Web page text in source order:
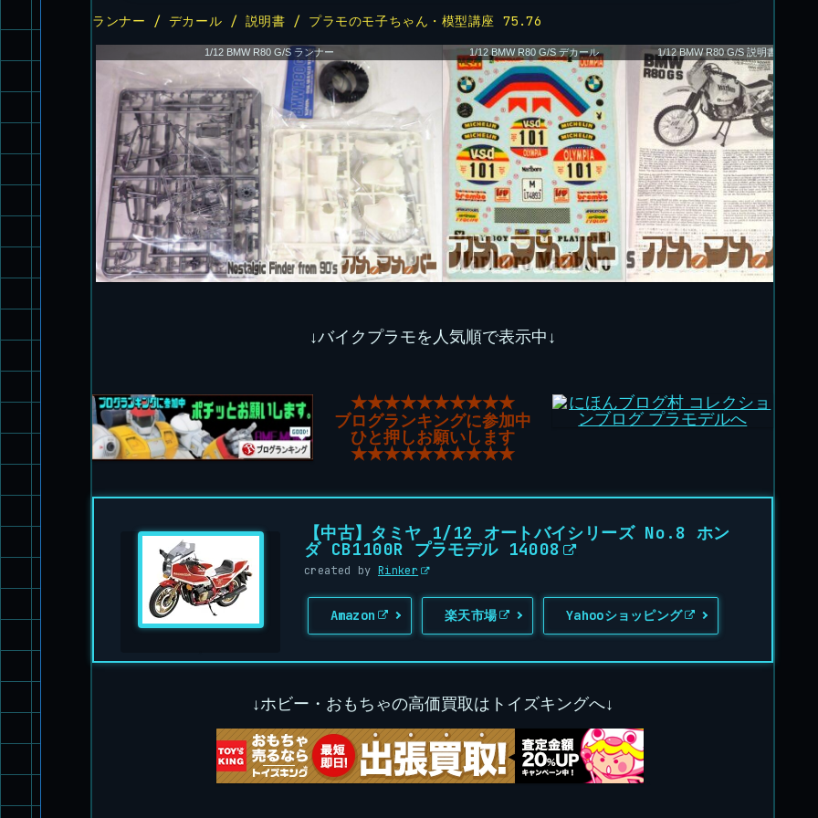
ランナー / デカール / 説明書 / プラモのモ子ちゃん・模型講座 75.76
1/12 BMW R80 G/S ランナー 1/12 BMW R80 G/S デカール 1/12 BMW R80 G/S 説明書01
↓バイクプラモを人気順で表示中↓
★★★★★★★★★★
ブログランキングに参加中
ひと押しお願いします
★★★★★★★★★★
【中古】タミヤ 1/12 オートバイシリーズ No.8 ホン
ダ CB1100R プラモデル 14008
created by Rinker
Amazon 楽天市場 Yahooショッピング
↓ホビー・おもちゃの高価買取はトイズキングへ↓